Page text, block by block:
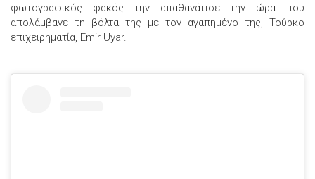
φωτογραφικός φακός την απαθανάτισε την ώρα που
απολάμβανε τη βόλτα της με τον αγαπημένο της, Τούρκο
επιχειρηματία, Emir Uyar.